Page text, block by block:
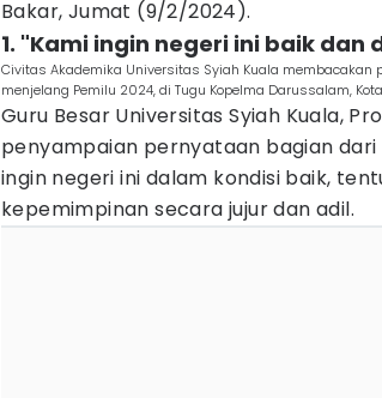
Bakar, Jumat (9/2/2024).
1. "Kami ingin negeri ini baik dan
Civitas Akademika Universitas Syiah Kuala
menjelang Pemilu 2024, di Tugu Kopelma Darussalam,
Guru Besar Universitas Syiah Kuala,
penyampaian pernyataan bagian
ingin negeri ini dalam kondisi baik,
kepemimpinan secara jujur dan adil.